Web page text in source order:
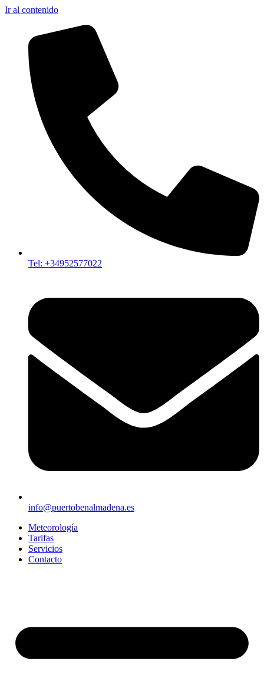
Ir al contenido
Tel: +34952577022
info@puertobenalmadena.es
Meteorología
Tarifas
Servicios
Contacto